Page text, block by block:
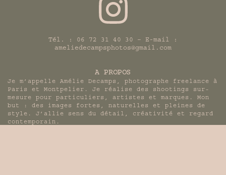
Tél. : 06 72 31 40 30 – E-mail :
ameliedecampsphotos@gmail.com
A PROPOS
Je m’appelle Amélie Decamps, photographe freelance à
Paris et Montpelier. Je réalise des shootings sur-
mesure pour particuliers, artistes et marques. Mon
but : des images fortes, naturelles et pleines de
style. J’allie sens du détail, créativité et regard
contemporain.